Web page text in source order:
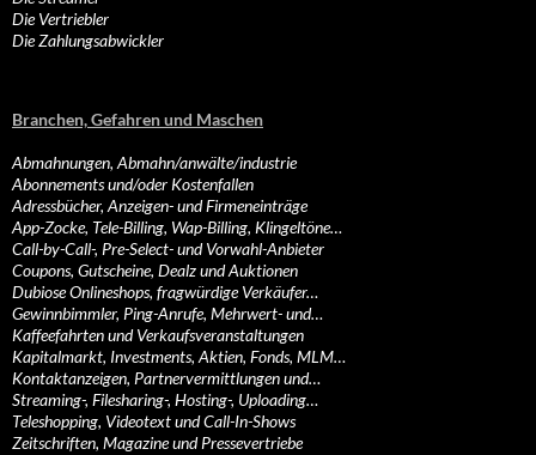
Die Vertriebler
Die Zahlungsabwickler
Branchen, Gefahren und Maschen
Abmahnungen, Abmahn/anwälte/industrie
Abonnements und/oder Kostenfallen
Adressbücher, Anzeigen- und Firmeneinträge
App-Zocke, Tele-Billing, Wap-Billing, Klingeltöne…
Call-by-Call-, Pre-Select- und Vorwahl-Anbieter
Coupons, Gutscheine, Dealz und Auktionen
Dubiose Onlineshops, fragwürdige Verkäufer…
Gewinnbimmler, Ping-Anrufe, Mehrwert- und…
Kaffeefahrten und Verkaufsveranstaltungen
Kapitalmarkt, Investments, Aktien, Fonds, MLM…
Kontaktanzeigen, Partnervermittlungen und…
Streaming-, Filesharing-, Hosting-, Uploading…
Teleshopping, Videotext und Call-In-Shows
Zeitschriften, Magazine und Pressevertriebe